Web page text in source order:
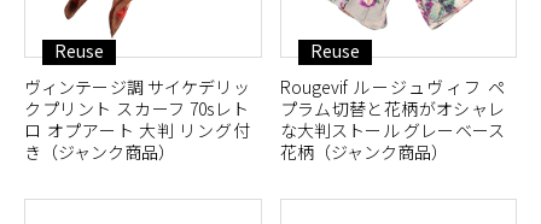
Reuse
ヴィンテージ調 サイケデリッ
クプリント スカーフ 70sレト
ロ オプアート 大判 リング付
き（ジャンク商品）
Reuse
Rougevif ルージュヴィフ ペ
プラム切替と花柄がオシャレ
な大判ストール グレーベース
花柄（ジャンク商品）